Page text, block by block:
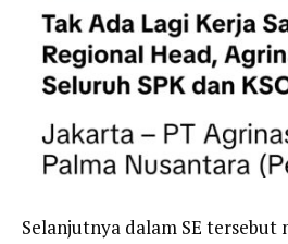
Selanjutnya dalam SE tersebut